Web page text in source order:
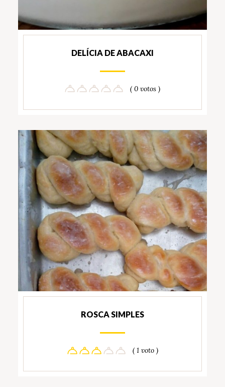
DELÍCIA DE ABACAXI
( 0 votos )
ROSCA SIMPLES
( 1 voto )